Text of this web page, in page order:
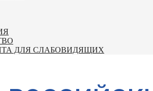
ДЛЯ СЛАБОВИДЯЩИХ